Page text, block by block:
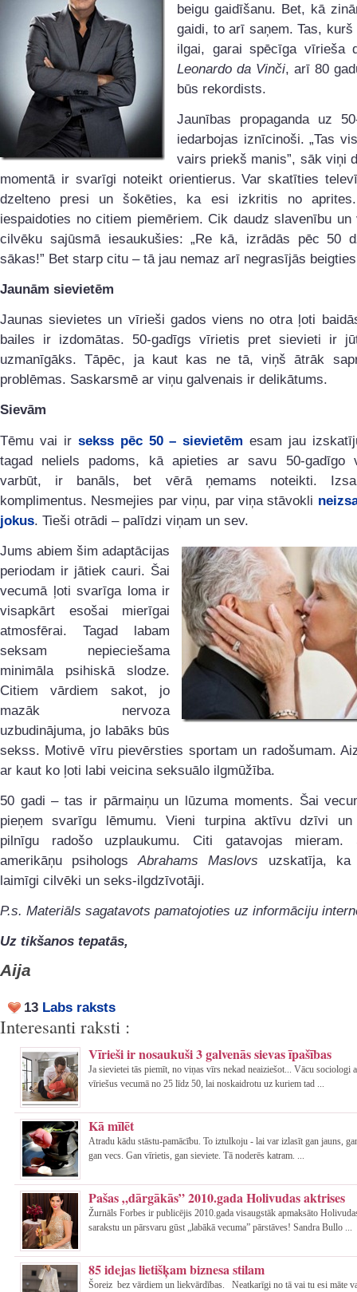
beigu gaidīšanu. Bet, kā
gaidi, to arī saņem. Tas, kurš
ilgai, garai spēcīga vīrieša
Leonardo da Vinči, arī 80
būs rekordists.
Jaunības propaganda uz
iedarbojas iznīcinoši. „Tas
vairs priekš manis”, sāk viņi
momentā ir svarīgi noteikt orientierus. Var skatīties
dzelteno presi un šokēties, ka esi izkritis no
iespaidoties no citiem piemēriem. Cik daudz slavenību un
cilvēku sajūsmā iesaukušies: „Re kā, izrādās pēc 50
sākas!” Bet starp citu – tā jau nemaz arī negrasījās
Jaunām sievietēm
Jaunas sievietes un vīrieši gados viens no otra ļoti
bailes ir izdomātas. 50-gadīgs vīrietis pret sievieti ir
uzmanīgāks. Tāpēc, ja kaut kas ne tā, viņš ātrāk
problēmas. Saskarsmē ar viņu galvenais ir delikātums.
Sievām
Tēmu vai ir sekss pēc 50 – sievietēm esam jau
tagad neliels padoms, kā apieties ar savu 50-gadīgo
varbūt, ir banāls, bet vērā ņemams noteikti.
komplimentus. Nesmejies par viņu, par viņa stāvokli
jokus. Tieši otrādi – palīdzi viņam un sev.
Jums abiem šim adaptācijas
periodam ir jātiek cauri. Šai
vecumā ļoti svarīga loma ir
visapkārt esošai mierīgai
atmosfērai. Tagad labam
seksam nepieciešama
minimāla psihiskā slodze.
Citiem vārdiem sakot, jo
mazāk nervoza
uzbudinājuma, jo labāks būs
sekss. Motivē vīru pievērsties sportam un radošumam.
ar kaut ko ļoti labi veicina seksuālo ilgmūžība.
50 gadi – tas ir pārmaiņu un lūzuma moments. Šai
pieņem svarīgu lēmumu. Vieni turpina aktīvu dzīvi un
pilnīgu radošo uzplaukumu. Citi gatavojas mieram.
amerikāņu psihologsAbrahams Maslovs uzskatīja,
laimīgi cilvēki un seks-ilgdzīvotāji.
P.s. Materiāls sagatavots pamatojoties uz informāciju
Uz tikšanos tepatās,
Aija
13 Labs raksts
Interesanti raksti :
Vīrieši ir nosaukuši 3 galvenās sievas īpašības
Ja sievietei tās piemīt, no viņas vīrs nekad neaiziešot... Vācu sociologi
vīriešus vecumā no 25 līdz 50, lai noskaidrotu uz kuriem tad ...
Kā mīlēt
Atradu kādu stāstu-pamācību. To iztulkoju - lai var izlasīt gan jauns,
gan vecs. Gan vīrietis, gan sieviete. Tā noderēs katram. ...
Pašas „dārgākās” 2010.gada Holivudas aktrises
Žurnāls Forbes ir publicējis 2010.gada visaugstāk apmaksāto
sarakstu un pārsvaru gūst „labākā vecuma” pārstāves! Sandra Bullo ...
85 idejas lietišķam biznesa stilam
Šoreiz bez vārdiem un liekvārdības. Neatkarīgi no tā vai tu esi māte